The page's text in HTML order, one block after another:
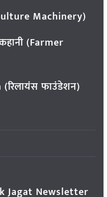
Machinery)
(Farmer
फाउंडेशन)
Jagat Newsletter